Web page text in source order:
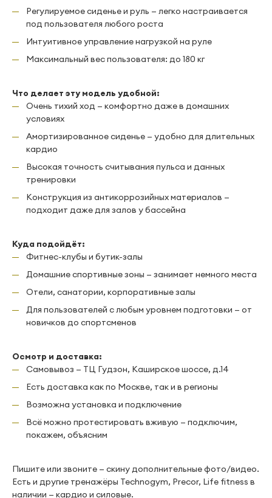
Регулируемое сиденье и руль — легко настраивается
под пользователя любого роста
Интуитивное управление нагрузкой на руле
Максимальный вес пользователя: до 180 кг
Что делает эту модель удобной:
Очень тихий ход — комфортно даже в домашних
условиях
Амортизированное сиденье — удобно для длительных
кардио
Высокая точность считывания пульса и данных
тренировки
Конструкция из антикоррозийных материалов —
подходит даже для залов у бассейна
Куда подойдёт:
Фитнес-клубы и бутик-залы
Домашние спортивные зоны — занимает немного места
Отели, санатории, корпоративные залы
Для пользователей с любым уровнем подготовки — от
новичков до спортсменов
Осмотр и доставка:
Самовывоз — ТЦ Гудзон, Каширское шоссе, д.14
Есть доставка как по Москве, так и в регионы
Возможна установка и подключение
Всё можно протестировать вживую — подключим,
покажем, объясним
Пишите или звоните — скину дополнительные фото/видео.
Есть и другие тренажёры Technogym, Precor, Life fitness в
наличии — кардио и силовые.